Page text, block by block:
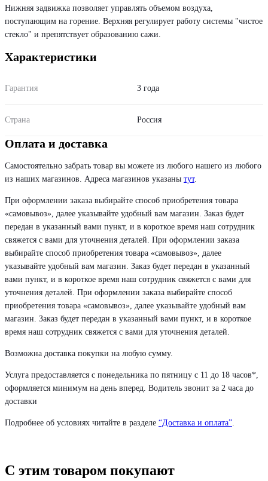
Нижняя задвижка позволяет управлять объемом воздуха,
поступающим на горение. Верхняя регулирует работу системы "чистое
стекло" и препятствует образованию сажи.
Характеристики
Гарантия 3 года
Страна Россия
Оплата и доставка
Самостоятельно забрать товар вы можете из любого нашего из любого
из наших магазинов. Адреса магазинов указаны тут.
При оформлении заказа выбирайте способ приобретения товара
«самовывоз», далее указывайте удобный вам магазин. Заказ будет
передан в указанный вами пункт, и в короткое время наш сотрудник
свяжется с вами для уточнения деталей. При оформлении заказа
выбирайте способ приобретения товара «самовывоз», далее
указывайте удобный вам магазин. Заказ будет передан в указанный
вами пункт, и в короткое время наш сотрудник свяжется с вами для
уточнения деталей. При оформлении заказа выбирайте способ
приобретения товара «самовывоз», далее указывайте удобный вам
магазин. Заказ будет передан в указанный вами пункт, и в короткое
время наш сотрудник свяжется с вами для уточнения деталей.
Возможна доставка покупки на любую сумму.
Услуга предоставляется с понедельника по пятницу с 11 до 18 часов*,
оформляется минимум на день вперед. Водитель звонит за 2 часа до
доставки
Подробнее об условиях читайте в разделе “Доставка и оплата”
С этим товаром покупают